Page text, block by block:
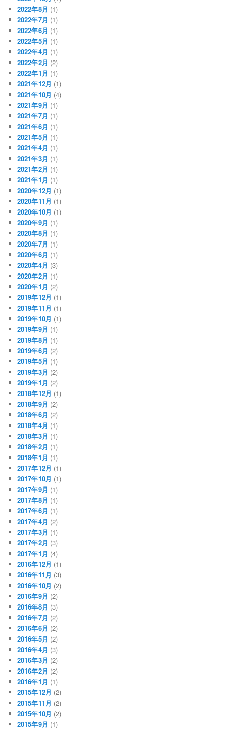
2022年8月 (1)
2022年7月 (1)
2022年6月 (1)
2022年5月 (1)
2022年4月 (1)
2022年2月 (2)
2022年1月 (1)
2021年12月 (1)
2021年10月 (4)
2021年9月 (1)
2021年7月 (1)
2021年6月 (1)
2021年5月 (1)
2021年4月 (1)
2021年3月 (1)
2021年2月 (1)
2021年1月 (1)
2020年12月 (1)
2020年11月 (1)
2020年10月 (1)
2020年9月 (1)
2020年8月 (1)
2020年7月 (1)
2020年6月 (1)
2020年4月 (3)
2020年2月 (1)
2020年1月 (2)
2019年12月 (1)
2019年11月 (1)
2019年10月 (1)
2019年9月 (1)
2019年8月 (1)
2019年6月 (2)
2019年5月 (1)
2019年3月 (2)
2019年1月 (2)
2018年12月 (1)
2018年9月 (2)
2018年6月 (2)
2018年4月 (1)
2018年3月 (1)
2018年2月 (1)
2018年1月 (1)
2017年12月 (1)
2017年10月 (1)
2017年9月 (1)
2017年8月 (1)
2017年6月 (1)
2017年4月 (2)
2017年3月 (1)
2017年2月 (3)
2017年1月 (4)
2016年12月 (1)
2016年11月 (3)
2016年10月 (2)
2016年9月 (2)
2016年8月 (3)
2016年7月 (2)
2016年6月 (2)
2016年5月 (2)
2016年4月 (3)
2016年3月 (2)
2016年2月 (2)
2016年1月 (1)
2015年12月 (2)
2015年11月 (2)
2015年10月 (2)
2015年9月 (1)